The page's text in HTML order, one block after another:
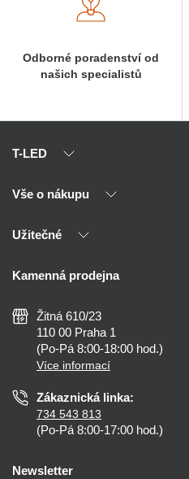
Odborné poradenství od
našich specialistů
T-LED
O nás
Kontakty
Vše o nákupu
Výhody T-LED
Montáž
Nejčastější dotazy
Než koupíte
Osvětlení dle místnosti
Užitečné
Reklamace a vrácení
Zásady ochrany soukromí
Nastavení cookies
Prohlášení o přístupnosti
Kamenná prodejna
Žitná 610/23
110 00 Praha 1
(Po-Pá 8:00-18:00 hod.)
Více informací
Zákaznická linka:
734 543 813
(Po-Pá 8:00-17:00 hod.)
Newsletter